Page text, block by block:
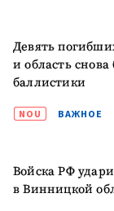
Девять
и область
баллистики
NOU ВАЖНОЕ
Войска РФ
в Винницкой